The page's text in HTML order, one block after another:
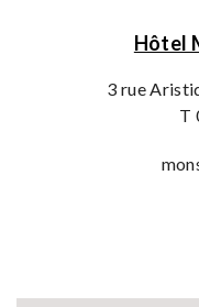
Hôtel
3 rue
T